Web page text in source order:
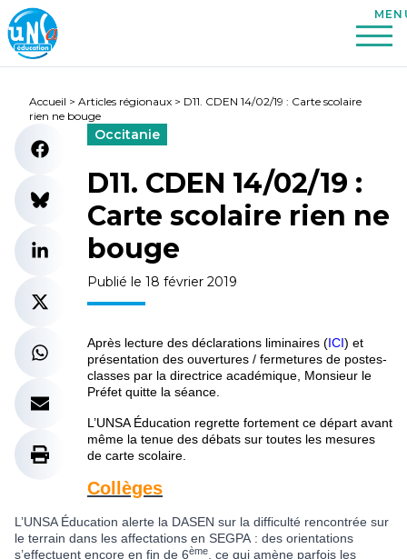
Accueil > Articles régionaux > D11. CDEN 14/02/19 : Carte scolaire
rien ne bouge
Occitanie
D11. CDEN 14/02/19 :
Carte scolaire rien ne
bouge
Publié le 18 février 2019
Après lecture des déclarations liminaires (ICI) et
présentation des ouvertures / fermetures de postes-
classes par la directrice académique, Monsieur le
Préfet quitte la séance.
L’UNSA Éducation regrette fortement ce départ avant
même la tenue des débats sur toutes les mesures
de carte scolaire.
Collèges
L’UNSA Éducation alerte la DASEN sur la difficulté rencontrée sur
le terrain dans les affectations en SEGPA : des orientations
s’effectuent encore en fin de 6ème
, ce qui amène parfois les